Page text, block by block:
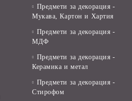
Предмети за декорация -
Мукава, Картон и Хартия
Предмети за декорация -
МДФ
Предмети за декорация -
Керамика и метал
Предмети за декорация -
Стирофом